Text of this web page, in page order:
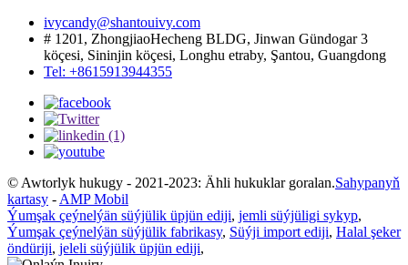
ivycandy@shantouivy.com
# 1201, ZhongjiaoHecheng BLDG, Jinwan Gündogar 3
köçesi, Sininjin köçesi, Longhu etraby, Şantou, Guangdong
Tel: +8615913944355
© Awtorlyk hukugy - 2021-2023: Ähli hukuklar goralan.Sahypanyň
kartasy - AMP Mobil
Ýumşak çeýnelýän süýjülik üpjün ediji, jemli süýjüligi sykyp,
Ýumşak çeýnelýän süýjülik fabrikasy, Süýji import ediji, Halal şeker
öndüriji, jeleli süýjülik üpjün ediji,